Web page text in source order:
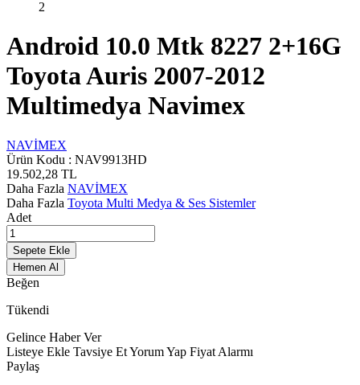
Android 10.0 Mtk 8227 2+16G
Toyota Auris 2007-2012
Multimedya Navimex
NAVİMEX
Ürün Kodu : NAV9913HD
19.502,28 TL
Daha Fazla NAVİMEX
Daha Fazla Toyota Multi Medya & Ses Sistemler
Adet
Sepete Ekle
Hemen Al
Beğen
Tükendi
Gelince Haber Ver
Listeye Ekle Tavsiye EtYorum Yap Fiyat Alarmı
Paylaş